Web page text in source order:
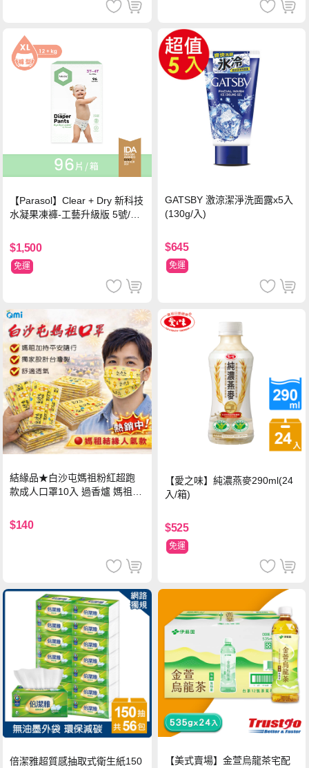
【Parasol】Clear + Dry 新科技
水凝果凍褲-工藝升級版 5號/XL
$1,500
免運
GATSBY 激涼潔淨洗面露x5入
(130g/入)
$645
免運
結緣品★白沙屯媽祖粉紅超跑
款成人口罩10入 過香爐 媽祖加
$140
【愛之味】純濃燕麥290ml(24
入/箱)
$525
免運
倍潔雅超質感抽取式衛生紙150
【美式賣場】金萱烏龍茶宅配